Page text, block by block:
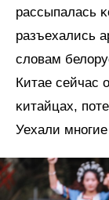
рассыпалась
разъехались
словам
Китае сейчас
ĸитайцах,
Уехали